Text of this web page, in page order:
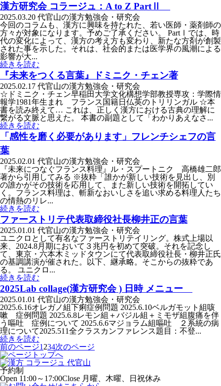
漢方研究会 コラージュ：A to Z PartⅡ
2025.03.20 代官山の漢方勉強会・研究会
今回のコラムも、漢方に興味を持たれた、若い医師・薬剤師の
方々が対象になります。予めご了承ください。 PartⅠでは、時
代の変化によって、漢方の考え方も変わり、新たな方剤が創製
された事を示した。それは、社会的または医学界の風潮による
影響が大...
続きを読む
『未来をつくる言葉』ドミニク・チェン著
2025.02.17 代官山の漢方勉強会・研究会
☆ドミニク・チェン早稲田大学文化構想学部教授専攻：学際情
報学1981年生まれ フランス国籍日仏英のトリリンガル ☆本
書を読み終えて… これは、正しく漢方における古典の理解に
繋がる文脈と思えた。 本書の副題として「わかりあえなさ...
続きを読む
「感性を磨く必要があります」フレンチシェフの言
葉
2025.02.01 代官山の漢方勉強会・研究会
『未来につなぐフランス料理』ル・スプートニク 高橋雄二郎
著から引用してみる ※抜粋「誰かが新しい技術を見出し、別
の誰かがその技術を応用して、また新しい技術を開拓してい
く。フランス料理は、斬新なおいしさを追い求める料理人たち
の情熱のリレ...
続きを読む
ファーストリテ代表取締役社長柳井正の言葉
2025.01.01 代官山の漢方勉強会・研究会
ユニクロとして有名なファーストリテイリング。株式上場以
来、2024.8月期において３兆円を初めて突破。それを記念し
て、東京・六本木ミッドタウンにて代表取締役社長・柳井正氏
の基調講演が催された。以下、継承略。そこからの抜粋であ
る。 ユニクロ...
続きを読む
2025Lab collage(漢方研究会 ) 日時 メニュー
2025.01.01 代官山の漢方勉強会・研究会
2025.6.16オレガノ組下痢症例問題 2025.6.10ベルガモット組咳
嗽 症例問題 2025.6.8レモン組＋バジル組＋ミモザ組腹痛を伴
う嘔吐 症例について 2025.6.6マジョラム組嘔吐 ２系統の病
理について2025.511全クラスカンファレンス題目：不登...
続きを読む
前のページ1 234次のページ
予約制
Open 11:00～17:00Close 月曜、木曜、日祝休み